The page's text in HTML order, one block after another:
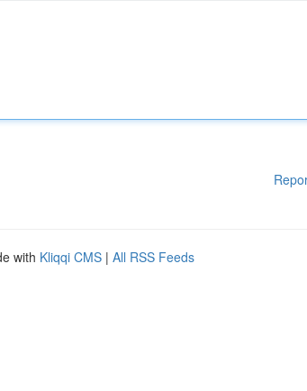
with Kliqqi CMS | All RSS Feeds